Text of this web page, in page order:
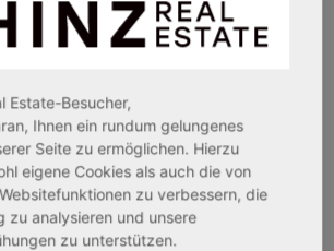
233.556,67 € - 349.016,67 €
Bestandsobjekt
Gesamtfläche:
Gesamtpreis:
% Sofortmiete
Estate-Besucher,
Ihnen ein rundum gelungenes
Seite zu ermöglichen. Hierzu
eigene Cookies als auch die von
zu verbessern, die
zu analysieren und unsere
zu unterstützen.